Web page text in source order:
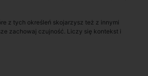
z tych określeń skojarzysz też z innymi
zachowaj czujność. Liczy się kontekst i